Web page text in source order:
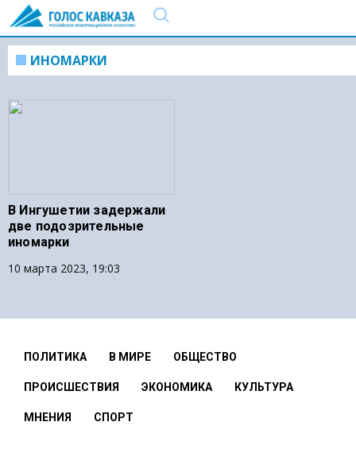
ИНОМАРКИ
В Ингушетии задержали
две подозрительные
иномарки
10 марта 2023, 19:03
ПОЛИТИКА В МИРЕ ОБЩЕСТВО
ПРОИСШЕСТВИЯ ЭКОНОМИКА КУЛЬТУРА
МНЕНИЯ СПОРТ